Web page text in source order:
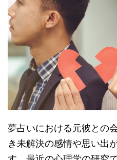
夢占いにおける元彼との
き未解決の感情や思い出